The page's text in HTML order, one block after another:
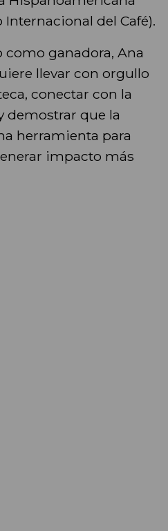
del Café).
ganadora, Ana
llevar con orgullo
conectar con la
demostrar que la
herramienta para
impacto más